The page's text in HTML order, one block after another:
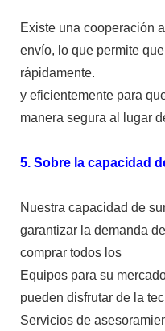
Existe una cooperación
envío, lo que permite
rápidamente.
y eficientemente para
manera segura al lugar
5. Sobre la capacidad
Nuestra capacidad de
garantizar la demanda
comprar todos los
Equipos para su
pueden disfrutar de la
Servicios de